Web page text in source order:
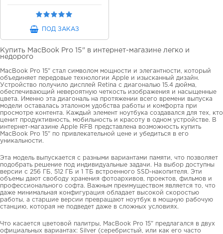
ПОД ЗАКАЗ
Купить MacBook Pro 15" в интернет-магазине легко и
недорого
MacBook Pro 15" стал символом мощности и элегантности, который
объединяет передовые технологии Apple и изысканный дизайн.
Устройство получило дисплей Retina с диагональю 15.4 дюйма,
обеспечивающий невероятную четкость изображения и насыщенные
цвета. Именно эта диагональ на протяжении всего времени выпуска
модели оставалась эталоном удобства работы и комфорта при
просмотре контента. Каждый элемент ноутбука создавался для тех, кто
ценит продуктивность, мобильность и красоту в одном устройстве. В
интернет-магазине Apple RFB представлена возможность купить
MacBook Pro 15" по привлекательной цене и убедиться в его
уникальности.
Эта модель выпускается с разными вариантами памяти, что позволяет
подобрать решение под индивидуальные задачи. На выбор доступны
версии с 256 ГБ, 512 ГБ и 1 ТБ встроенного SSD-накопителя. Эти
объемы дают свободу хранения фотоархивов, проектов, фильмов и
профессионального софта. Важным преимуществом является то, что
даже минимальная конфигурация обладает высокой скоростью
работы, а старшие версии превращают ноутбук в мощную рабочую
станцию, которая не подведет даже в сложных условиях.
Что касается цветовой палитры, MacBook Pro 15" предлагался в двух
официальных вариантах: Silver (серебристый, или как его часто